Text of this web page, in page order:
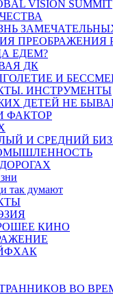
VISION SUMMIT
ПРЕОБРАЖЕНИЯ
ЕДЕМ?
ДК
И
ИНСТРУМЕНТЫ
ДЕТЕЙ НЕ
ФАКТОР
И СРЕДНИЙ
так думают
КИНО
ВО